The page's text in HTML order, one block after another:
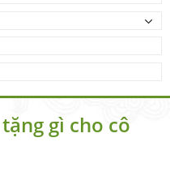
gì cho cô